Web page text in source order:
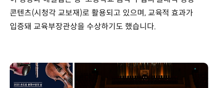
콘텐츠(시청각 교보재)로 활용되고 있으며, 교육적 효과가
입증돼 교육부장관상을 수상하기도 했습니다.